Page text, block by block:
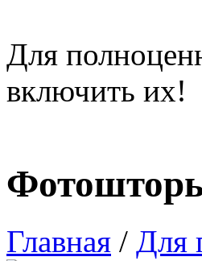
Для
включить их!
Главная / Для